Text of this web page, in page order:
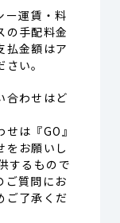
ー運賃・料
の手配料金
払金額はア
い。
合わせはど
は『GO』
をお願いし
するもので
ご質問にお
ご了承くだ